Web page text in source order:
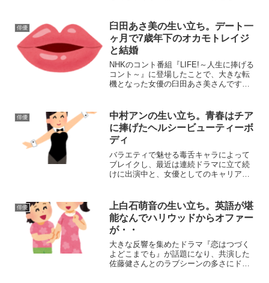
剣佑さんから、俳優への挑戦について背
中を押していただき、父の...
俳優
臼田あさ美の生い立ち。デート一
ヶ月で7歳年下のオカモトレイジ
と結婚
NHKのコント番組『LIFE!～人生に捧げる
コント～』に登場したことで、大きな転
機となった女優の臼田あさ美さんです
た様々なファッション誌で活躍後は、女
優にシフトし『...
俳優
中村アンの生い立ち。青春はチア
に捧げたヘルシービューティーボ
ディ
バラエティで魅せる毒舌キャラによって
ブレイクし、最近は連続ドラマに立て続
けに出演中と、女優としてのキャリアも
の風貌とは裏腹に気さくな彼女は、駅の
ガード下の飲み屋などにも...
俳優
上白石萌音の生い立ち。英語が堪
能なんでハリウッドからオファー
が・・
大きな反響を集めたドラマ『恋はつづく
よどこまでも』が話題になり、共演した
佐藤健さんとのラブシーンの多さにドラ